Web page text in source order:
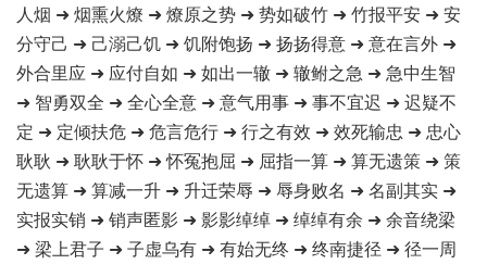
人烟 ➜ 烟熏火燎 ➜ 燎原之势 ➜ 势如破竹 ➜ 竹报平安 ➜ 安
分守己 ➜ 己溺己饥 ➜ 饥附饱扬 ➜ 扬扬得意 ➜ 意在言外 ➜
外合里应 ➜ 应付自如 ➜ 如出一辙 ➜ 辙鲋之急 ➜ 急中生智
➜ 智勇双全 ➜ 全心全意 ➜ 意气用事 ➜ 事不宜迟 ➜ 迟疑不
定 ➜ 定倾扶危 ➜ 危言危行 ➜ 行之有效 ➜ 效死输忠 ➜ 忠心
耿耿 ➜ 耿耿于怀 ➜ 怀冤抱屈 ➜ 屈指一算 ➜ 算无遗策 ➜ 策
无遗算 ➜ 算减一升 ➜ 升迁荣辱 ➜ 辱身败名 ➜ 名副其实 ➜
实报实销 ➜ 销声匿影 ➜ 影影绰绰 ➜ 绰绰有余 ➜ 余音绕梁
➜ 梁上君子 ➜ 子虚乌有 ➜ 有始无终 ➜ 终南捷径 ➜ 径一周